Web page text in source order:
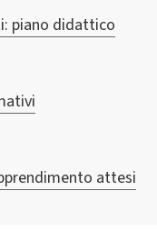
piano didattico
attesi